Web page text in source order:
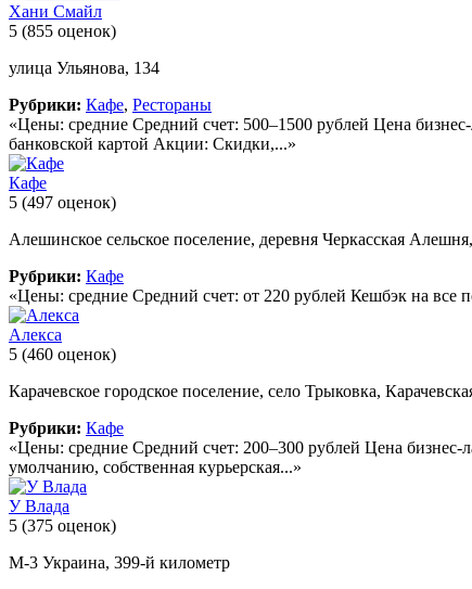
Хани Смайл
5 (855 оценок)
улица Ульянова, 134
Рубрики: Кафе, Рестораны
«Цены: средние Средний счет: 500–1500 рублей Цена
банковской картой Акции: Скидки,...»
Кафе
5 (497 оценок)
Алешинское сельское поселение, деревня Черкасская
Рубрики: Кафе
«Цены: средние Средний счет: от 220 рублей Кешбэк на все
Алекса
5 (460 оценок)
Карачевское городское поселение, село Трыковка,
Рубрики: Кафе
«Цены: средние Средний счет: 200–300 рублей Цена
умолчанию, собственная курьерская...»
У Влада
5 (375 оценок)
М-3 Украина, 399-й километр